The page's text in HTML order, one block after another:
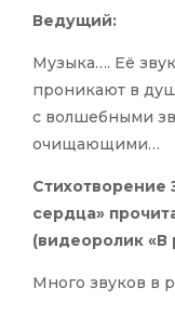
Ведущий:
Музыка…. Её
проникают в
с волшебными
очищающими…
Стихотворение
сердца»
(видеоролик «В
Много звуков в